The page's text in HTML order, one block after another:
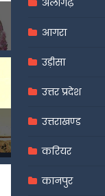
आगरा
उड़ीसा
उत्तर प्रदेश
उत्तराखण्ड
करियर
कानपुर